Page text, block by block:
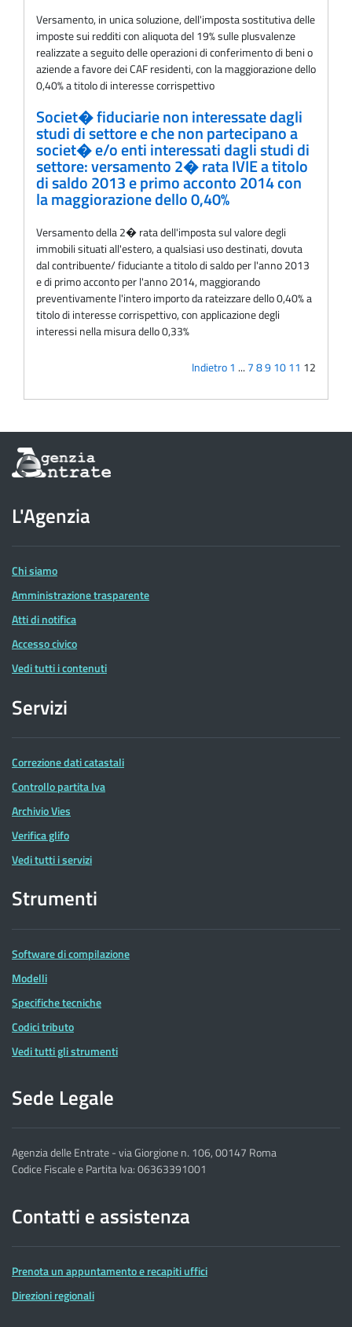
Versamento, in unica soluzione, dell'imposta sostitutiva delle
imposte sui redditi con aliquota del 19% sulle plusvalenze
realizzate a seguito delle operazioni di conferimento di beni o
aziende a favore dei CAF residenti, con la maggiorazione dello
0,40% a titolo di interesse corrispettivo
Societ� fiduciarie non interessate dagli
studi di settore e che non partecipano a
societ� e/o enti interessati dagli studi di
settore: versamento 2� rata IVIE a titolo
di saldo 2013 e primo acconto 2014 con
la maggiorazione dello 0,40%
Versamento della 2� rata dell'imposta sul valore degli
immobili situati all'estero, a qualsiasi uso destinati, dovuta
dal contribuente/ fiduciante a titolo di saldo per l'anno 2013
e di primo acconto per l'anno 2014, maggiorando
preventivamente l'intero importo da rateizzare dello 0,40% a
titolo di interesse corrispettivo, con applicazione degli
interessi nella misura dello 0,33%
Indietro1 ... 7891011 12
Informazioni
sul
dell'Agenzia
delle
Entrate
L'Agenzia
Chi siamo
Amministrazione trasparente
Atti di notifica
Accesso civico
Vedi tutti i contenuti
Servizi
Correzione dati catastali
Controllo partita Iva
Archivio Vies
Verifica glifo
Vedi tutti i servizi
Strumenti
Software di compilazione
Modelli
Specifiche tecniche
Codici tributo
Vedi tutti gli strumenti
Sede Legale
Agenzia delle Entrate - via Giorgione n. 106, 00147 Roma
Codice Fiscale e Partita Iva: 06363391001
Contatti e assistenza
Prenota un appuntamento e recapiti uffici
Direzioni regionali